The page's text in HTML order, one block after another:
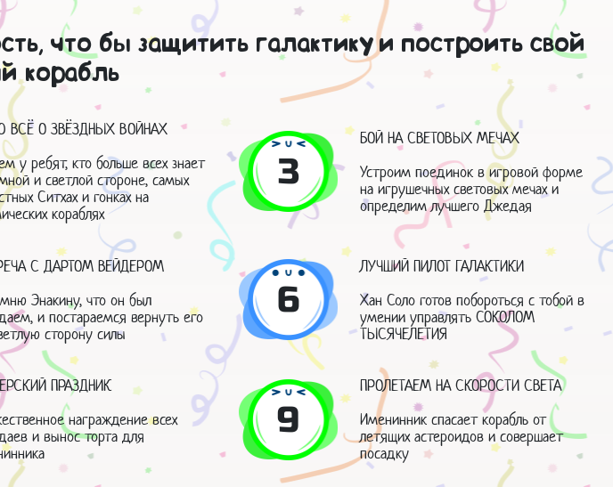
что бы защитить галактику и построить свой
корабль
ВСЁ О ЗВЁЗДНЫХ ВОЙНАХ
у ребят, кто больше всех знает
и светлой стороне, самых
Ситхах и гонках на
кораблях
3
БОЙ НА СВЕТОВЫХ МЕЧАХ
Устроим поединок в игровой форме
на игрушечных световых мечах и
определим лучшего Джедая
С ДАРТОМ ВЕЙДЕРОМ
Энакину, что он был
и постараемся вернуть его
сторону силы
6
ЛУЧШИЙ ПИЛОТ ГАЛАКТИКИ
Хан Соло готов побороться с тобой в
умении управлять СОКОЛОМ
ТЫСЯЧЕЛЕТИЯ
ПРАЗДНИК
награждение всех
и вынос торта для
9
ПРОЛЕТАЕМ НА СКОРОСТИ СВЕТА
Именинник спасает корабль от
летящих астероидов и совершает
посадку